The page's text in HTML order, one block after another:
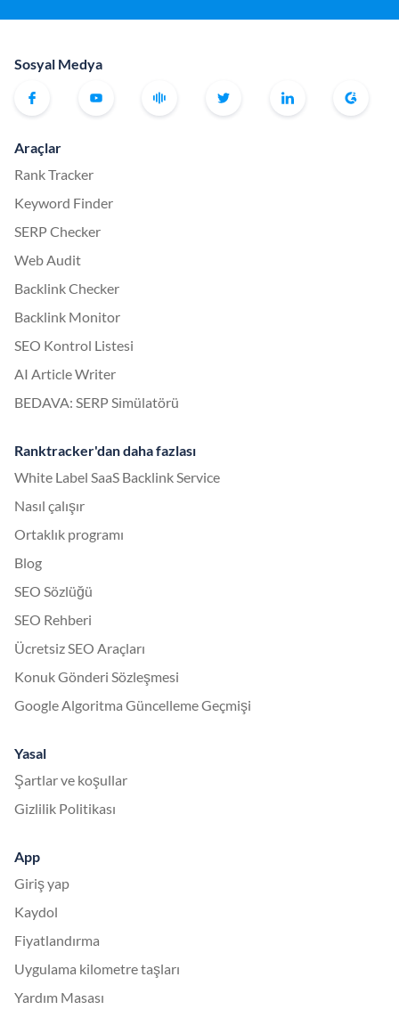
Sosyal Medya
Araçlar
Rank Tracker
Keyword Finder
SERP Checker
Web Audit
Backlink Checker
Backlink Monitor
SEO Kontrol Listesi
AI Article Writer
BEDAVA: SERP Simülatörü
Ranktracker'dan daha fazlası
White Label SaaS Backlink Service
Nasıl çalışır
Ortaklık programı
Blog
SEO Sözlüğü
SEO Rehberi
Ücretsiz SEO Araçları
Konuk Gönderi Sözleşmesi
Google Algoritma Güncelleme Geçmişi
Yasal
Şartlar ve koşullar
Gizlilik Politikası
App
Giriş yap
Kaydol
Fiyatlandırma
Uygulama kilometre taşları
Yardım Masası